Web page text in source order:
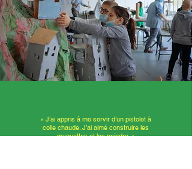
« J’ai appris à me servir d’un pistolet à
colle chaude. J’ai aimé construire les
maquettes et les peindre. »